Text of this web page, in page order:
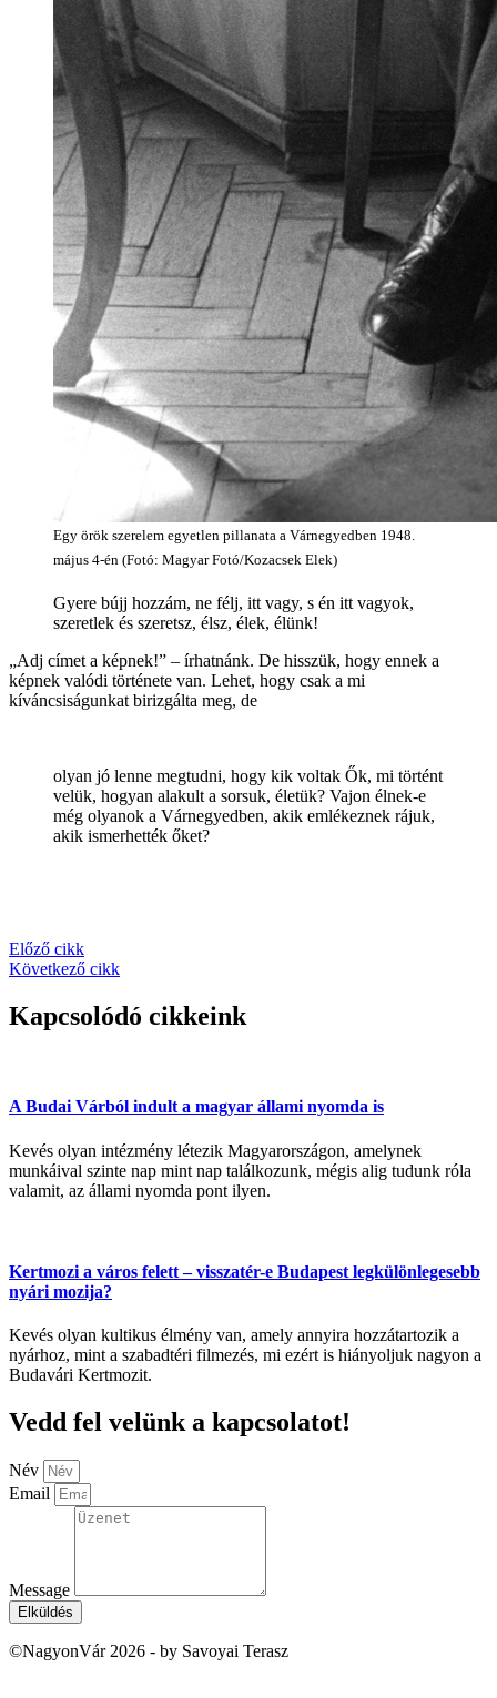
Egy örök szerelem egyetlen pillanata a Várnegyedben 1948.
május 4-én (Fotó: Magyar Fotó/Kozacsek Elek)
Gyere bújj hozzám, ne félj, itt vagy, s én itt vagyok,
szeretlek és szeretsz, élsz, élek, élünk!
„Adj címet a képnek!” – írhatnánk. De hisszük, hogy ennek a
képnek valódi története van. Lehet, hogy csak a mi
kíváncsiságunkat birizgálta meg, de
olyan jó lenne megtudni, hogy kik voltak Ők, mi történt
velük, hogyan alakult a sorsuk, életük? Vajon élnek-e
még olyanok a Várnegyedben, akik emlékeznek rájuk,
akik ismerhették őket?
Előző cikk
Következő cikk
Kapcsolódó cikkeink
A Budai Várból indult a magyar állami nyomda is
Kevés olyan intézmény létezik Magyarországon, amelynek
munkáival szinte nap mint nap találkozunk, mégis alig tudunk róla
valamit, az állami nyomda pont ilyen.
Kertmozi a város felett – visszatér-e Budapest legkülönlegesebb
nyári mozija?
Kevés olyan kultikus élmény van, amely annyira hozzátartozik a
nyárhoz, mint a szabadtéri filmezés, mi ezért is hiányoljuk nagyon a
Budavári Kertmozit.
Vedd fel velünk a kapcsolatot!
Név
Email
Message
Elküldés
©NagyonVár 2026 - by Savoyai Terasz